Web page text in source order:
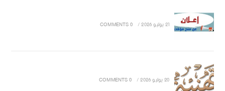
21 يوليو 2026 /
0 COMMENTS
20 يوليو 2026 /
0 COMMENTS